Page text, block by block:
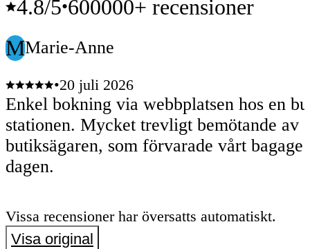
4.8/5•600000+ recensioner
MMarie-Anne
•20 juli 2026
Enkel bokning via webbplatsen hos en
stationen. Mycket trevligt bemötande av
butiksägaren, som förvarade vårt bagage
dagen.
Vissa recensioner har översatts automatiskt.
Visa original